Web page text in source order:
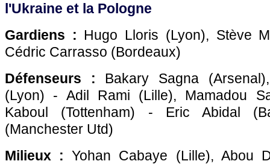
l'Ukraine et la Pologne
Gardiens : Hugo Lloris (Lyon), Stève
Cédric Carrasso (Bordeaux)
Défenseurs : Bakary Sagna
(Lyon) - Adil Rami (Lille), Mamadou
Kaboul (Tottenham) - Eric Abidal
(Manchester Utd)
Milieux : Yohan Cabaye (Lille), Abou